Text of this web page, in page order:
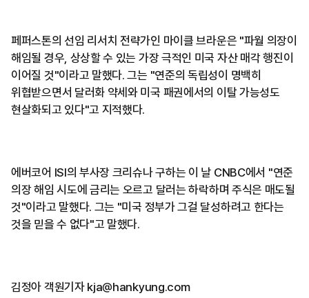
페퍼스톤의 선임 리서치 전략가인 마이클 브라운은 "파월 의장이
해임될 경우, 상상할 수 있는 가장 극적인 미국 자산 매각 행진이
이어질 것"이라고 말했다. 그는 "연준의 독립성이 명백히
위협받으면서 달러화 약세와 미국 패권에서의 이탈 가능성도
현살화되고 있다"고 지적했다.
에버코어 ISI의 부사장 크리슈나 구하는 이 날 CNBC에서 "연준
의장 해임 시도에 금리는 오르고 달러는 하락하며 주식은 매도될
것"이라고 말했다. 그는 "미국 정부가 그걸 달성하려고 한다는
것을 믿을 수 없다"고 말했다.
김정아 객원기자 kja@hankyung.com